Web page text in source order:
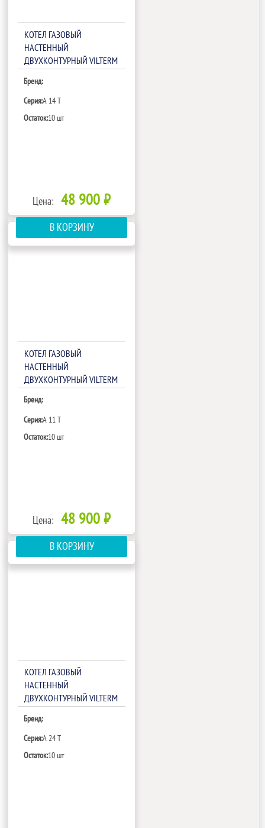
КОТЕЛ ГАЗОВЫЙ
НАСТЕННЫЙ
ДВУХКОНТУРНЫЙ VILTERM
Бренд:
Серия:A 14 T
Остаток:10 шт
Цена: 48 900 ₽
В КОРЗИНУ
КОТЕЛ ГАЗОВЫЙ
НАСТЕННЫЙ
ДВУХКОНТУРНЫЙ VILTERM
Бренд:
Серия:A 11 T
Остаток:10 шт
Цена: 48 900 ₽
В КОРЗИНУ
КОТЕЛ ГАЗОВЫЙ
НАСТЕННЫЙ
ДВУХКОНТУРНЫЙ VILTERM
Бренд:
Серия:A 24 T
Остаток:10 шт